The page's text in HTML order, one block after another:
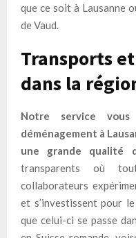
que ce soit à Lausanne
de Vaud.
Transports
dans la
Notre service
déménagement à
une grande qualité
transparents où
collaborateurs
et s’investissent pour
que celui-ci se passe